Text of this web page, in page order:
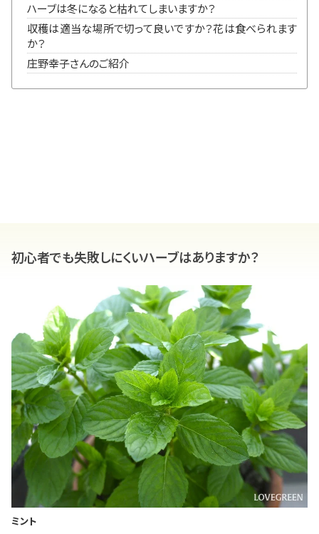
ハーブは冬になると枯れてしまいますか？
収穫は適当な場所で切って良いですか？花は食べられます
か？
庄野幸子さんのご紹介
初心者でも失敗しにくいハーブはありますか？
ミント